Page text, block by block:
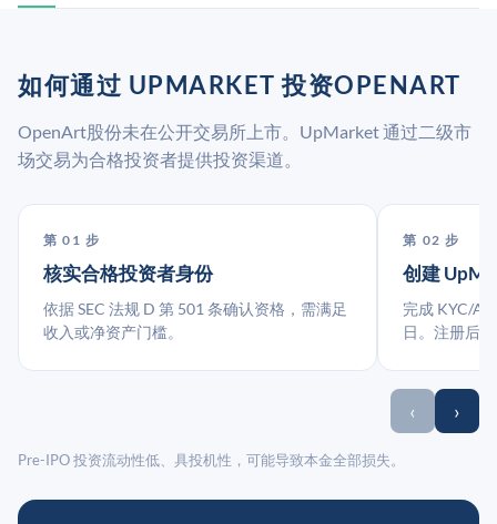
如何通过 UPMARKET 投资OPENART
OpenArt股份未在公开交易所上市。UpMarket 通过二级市
场交易为合格投资者提供投资渠道。
第 01 步
核实合格投资者身份
依据 SEC 法规 D 第 501 条确认资格，需满足
收入或净资产门槛。
第 02 步
创建
完成 KYC/
日。注册后
‹ ›
Pre-IPO 投资流动性低、具投机性，可能导致本金全部损失。